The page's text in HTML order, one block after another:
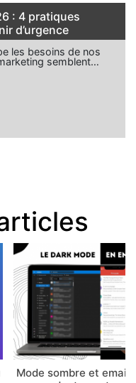
: 4 pratiques
d’urgence
les besoins de nos
semblent…
Mode sombre et email